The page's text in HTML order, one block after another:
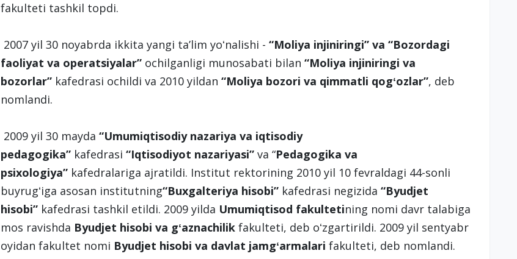
fakulteti tashkil topdi.
2007 yil 30 noyabrda ikkita yangi taʼlim yoʻnalishi - “Moliya injiniringi” va “Bozordagi
faoliyat va operatsiyalar”ochilganligi munosabati bilan “Moliya injiniringi va
bozorlar”kafedrasi ochildi va 2010 yildan “Moliya bozori va qimmatli qogʻozlar”, deb
nomlandi.
2009 yil 30 mayda “Umumiqtisodiy nazariya va iqtisodiy
pedagogika”kafedrasi “Iqtisodiyot nazariyasi”va “Pedagogika va
psixologiya”kafedralariga ajratildi. Institut rektorining 2010 yil 10 fevraldagi 44-sonli
buyrugʻiga asosan institutning“Buxgalteriya hisobi”kafedrasi negizida “Byudjet
hisobi”kafedrasi tashkil etildi. 2009 yilda Umumiqtisod fakultetining nomi davr talabiga
mos ravishda Byudjet hisobi va gʻaznachilikfakulteti, deb oʻzgartirildi. 2009 yil sentyabr
oyidan fakultet nomi Byudjet hisobi va davlat jamgʻarmalari fakulteti, deb nomlandi.